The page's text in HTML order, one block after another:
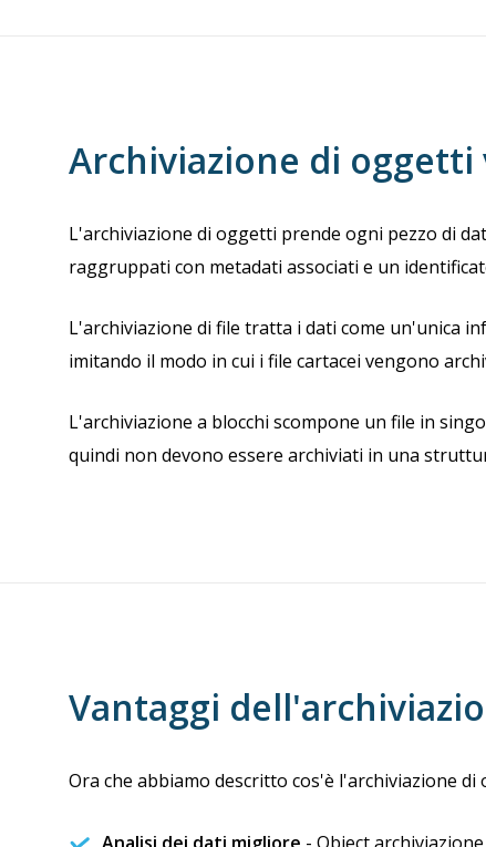
Archiviazione di oggetti
L'archiviazione di oggetti prende ogni pezzo di
raggruppati con metadati associati e un
L'archiviazione di file tratta i dati come un'unica
imitando il modo in cui i file cartacei vengono
L'archiviazione a blocchi scompone un file in
quindi non devono essere archiviati in una
Vantaggi
Ora che abbiamo descritto cos'è l'archiviazione di